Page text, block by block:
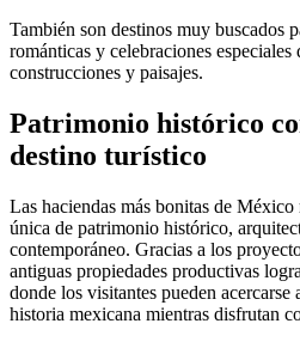
También son destinos muy buscados
románticas y celebraciones especiales
construcciones y paisajes.
Patrimonio histórico
destino turístico
Las haciendas más bonitas de
única de patrimonio histórico,
contemporáneo. Gracias a los
antiguas propiedades productivas
donde los visitantes pueden acercarse
historia mexicana mientras disfrutan